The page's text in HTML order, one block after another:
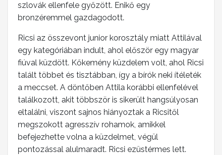
szlovák ellenfele győzött. Enikő egy
bronzéremmel gazdagodott.
Ricsi az összevont junior korosztály miatt Attilával
egy kategóriában indult, ahol először egy magyar
fiúval küzdött. Kőkemény küzdelem volt, ahol Ricsi
talált többet és tisztábban, így a bírók neki ítéleték
a meccset. A döntőben Attila korábbi ellenfelével
találkozott, akit többször is sikerült hangsúlyosan
eltalálni, viszont sajnos hiányoztak a Ricsitől
megszokott agresszív rohamok, amikkel
befejezhette volna a küzdelmet, végül
pontozással alulmaradt. Ricsi ezüstérmes lett.